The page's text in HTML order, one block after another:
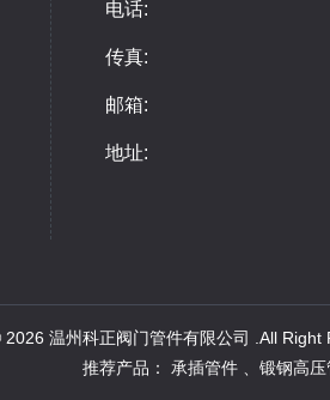
电话:
传真:
邮箱:
地址:
温州科正阀门管件有限公司 .All Right
推荐产品： 承插管件 锻钢高压